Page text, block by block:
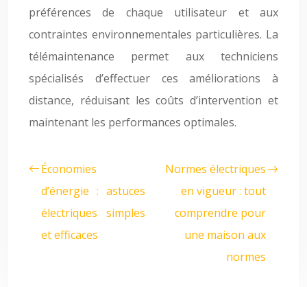
préférences de chaque utilisateur et aux
contraintes environnementales particulières. La
télémaintenance permet aux techniciens
spécialisés d’effectuer ces améliorations à
distance, réduisant les coûts d’intervention et
maintenant les performances optimales.
Économies
d’énergie : astuces
électriques simples
et efficaces
Normes électriques
en vigueur : tout
comprendre pour
une maison aux
normes